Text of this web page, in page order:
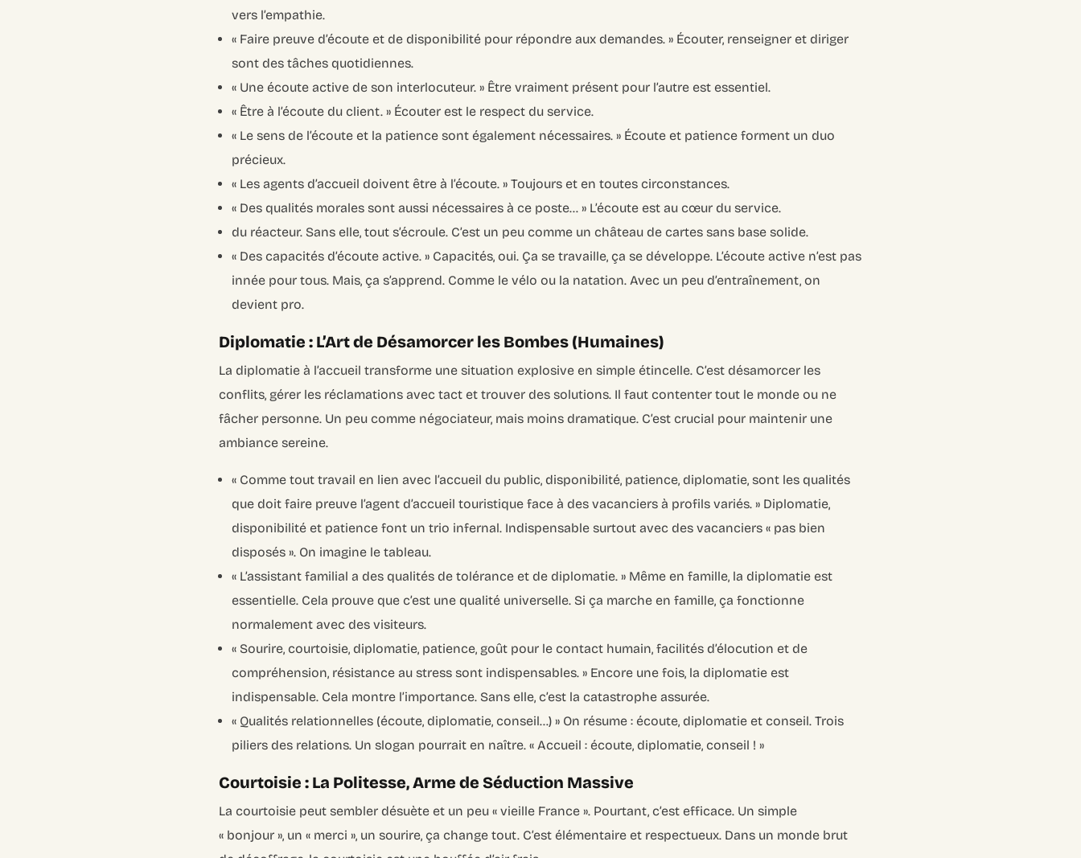
vers l’empathie.
« Faire preuve d’écoute et de disponibilité pour répondre aux demandes. » Écouter, renseigner et diriger
sont des tâches quotidiennes.
« Une écoute active de son interlocuteur. » Être vraiment présent pour l’autre est essentiel.
« Être à l’écoute du client. » Écouter est le respect du service.
« Le sens de l’écoute et la patience sont également nécessaires. » Écoute et patience forment un duo
précieux.
« Les agents d’accueil doivent être à l’écoute. » Toujours et en toutes circonstances.
« Des qualités morales sont aussi nécessaires à ce poste… » L’écoute est au cœur du service.
du réacteur. Sans elle, tout s’écroule. C’est un peu comme un château de cartes sans base solide.
« Des capacités d’écoute active. » Capacités, oui. Ça se travaille, ça se développe. L’écoute active n’est pas
innée pour tous. Mais, ça s’apprend. Comme le vélo ou la natation. Avec un peu d’entraînement, on
devient pro.
Diplomatie : L’Art de Désamorcer les Bombes (Humaines)
La diplomatie à l’accueil transforme une situation explosive en simple étincelle. C’est désamorcer les
conflits, gérer les réclamations avec tact et trouver des solutions. Il faut contenter tout le monde ou ne
fâcher personne. Un peu comme négociateur, mais moins dramatique. C’est crucial pour maintenir une
ambiance sereine.
« Comme tout travail en lien avec l’accueil du public, disponibilité, patience, diplomatie, sont les qualités
que doit faire preuve l’agent d’accueil touristique face à des vacanciers à profils variés. » Diplomatie,
disponibilité et patience font un trio infernal. Indispensable surtout avec des vacanciers « pas bien
disposés ». On imagine le tableau.
« L’assistant familial a des qualités de tolérance et de diplomatie. » Même en famille, la diplomatie est
essentielle. Cela prouve que c’est une qualité universelle. Si ça marche en famille, ça fonctionne
normalement avec des visiteurs.
« Sourire, courtoisie, diplomatie, patience, goût pour le contact humain, facilités d’élocution et de
compréhension, résistance au stress sont indispensables. » Encore une fois, la diplomatie est
indispensable. Cela montre l’importance. Sans elle, c’est la catastrophe assurée.
« Qualités relationnelles (écoute, diplomatie, conseil…) » On résume : écoute, diplomatie et conseil. Trois
piliers des relations. Un slogan pourrait en naître. « Accueil : écoute, diplomatie, conseil ! »
Courtoisie : La Politesse, Arme de Séduction Massive
La courtoisie peut sembler désuète et un peu « vieille France ». Pourtant, c’est efficace. Un simple
« bonjour », un « merci », un sourire, ça change tout. C’est élémentaire et respectueux. Dans un monde brut